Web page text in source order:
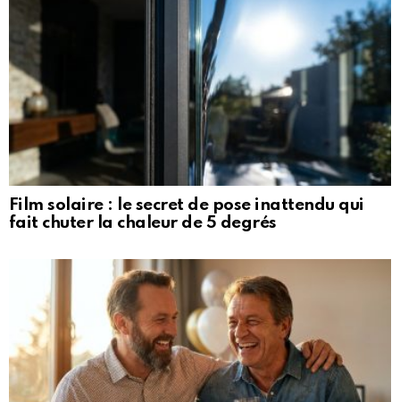
Film solaire : le secret de pose inattendu qui
fait chuter la chaleur de 5 degrés